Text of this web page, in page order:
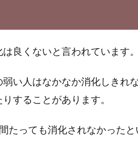
良くないと言われています。
い人はなかなか消化しきれ
することがあります。
たっても消化されなかったと